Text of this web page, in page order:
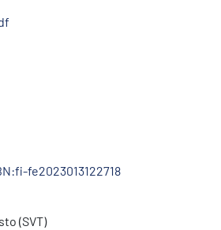
fe2023013122718
(SVT)